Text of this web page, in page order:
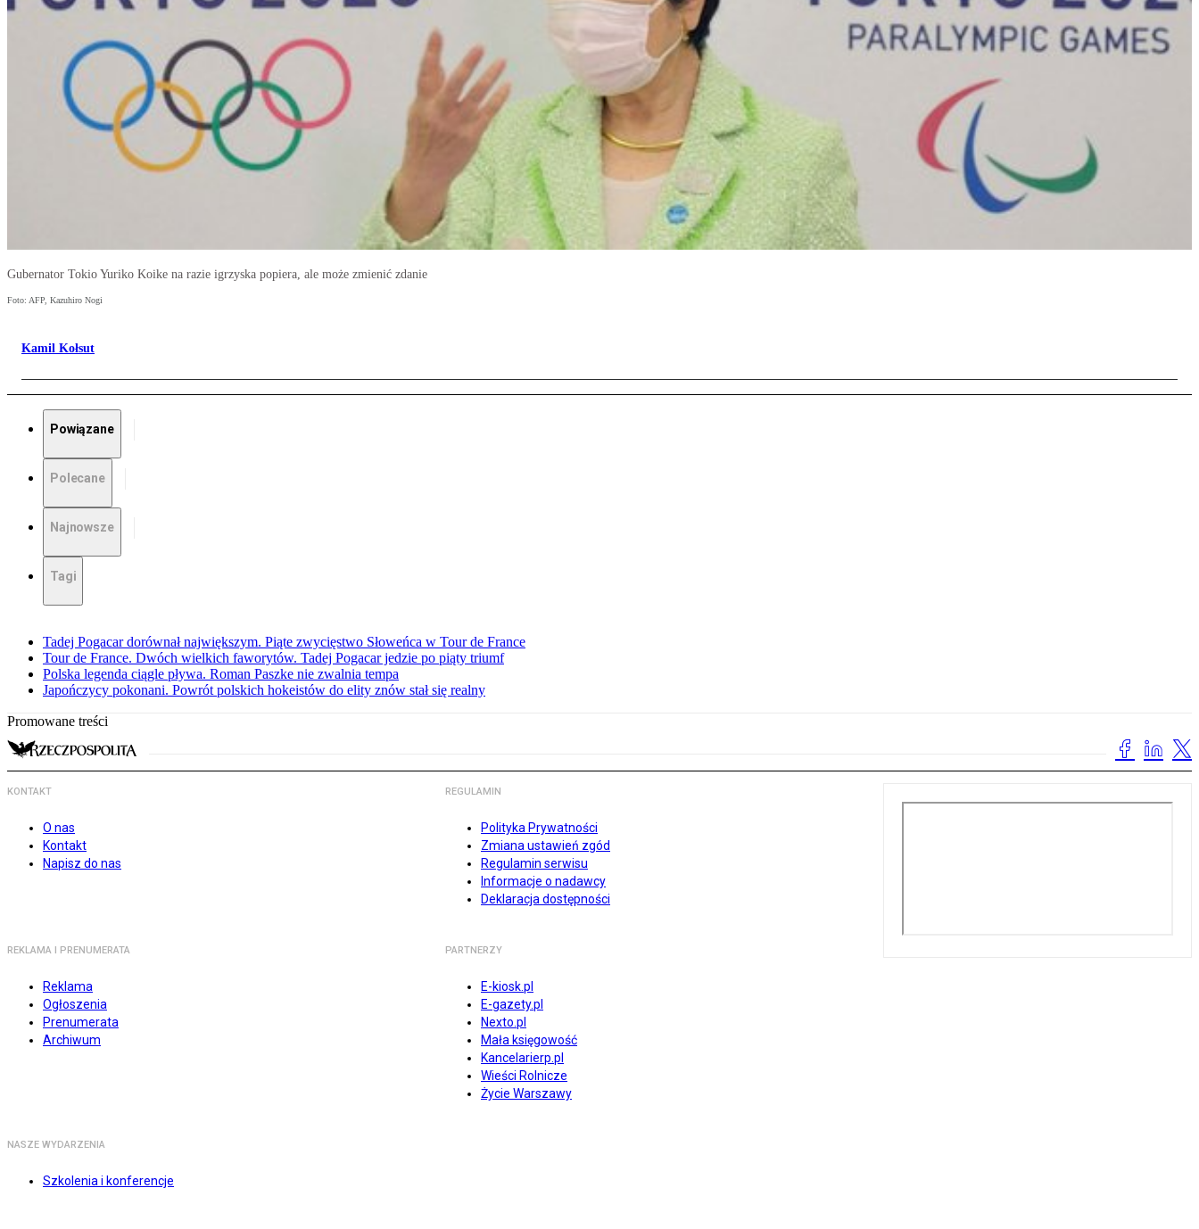
Gubernator Tokio Yuriko Koike na razie igrzyska popiera, ale może zmienić zdanie
Foto: AFP, Kazuhiro Nogi
Kamil Kołsut
Powiązane
Polecane
Najnowsze
Tagi
Tadej Pogacar dorównał największym. Piąte zwycięstwo Słoweńca w Tour de France
Tour de France. Dwóch wielkich faworytów. Tadej Pogacar jedzie po piąty triumf
Polska legenda ciągle pływa. Roman Paszke nie zwalnia tempa
Japończycy pokonani. Powrót polskich hokeistów do elity znów stał się realny
Promowane treści
KONTAKT
O nas
Kontakt
Napisz do nas
REGULAMIN
Polityka Prywatności
Zmiana ustawień zgód
Regulamin serwisu
Informacje o nadawcy
Deklaracja dostępności
REKLAMA I PRENUMERATA
Reklama
Ogłoszenia
Prenumerata
Archiwum
PARTNERZY
E-kiosk.pl
E-gazety.pl
Nexto.pl
Mała księgowość
Kancelarierp.pl
Wieści Rolnicze
Życie Warszawy
NASZE WYDARZENIA
Szkolenia i konferencje